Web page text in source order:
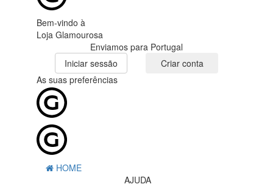
Bem-vindo à
Loja Glamourosa
Enviamos para Portugal
Iniciar sessão
Criar conta
As suas preferências
HOME
AJUDA